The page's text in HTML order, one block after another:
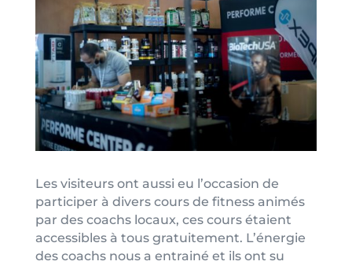
Les visiteurs ont aussi eu l’occasion de
participer à divers cours de fitness animés
par des coachs locaux, ces cours étaient
accessibles à tous gratuitement. L’énergie
des coachs nous a entrainé et ils ont su